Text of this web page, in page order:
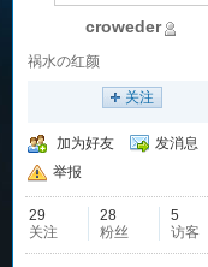
croweder
祸水の红颜
关注
加为好友
发消息
举报
29
关注
28
粉丝
5
访客